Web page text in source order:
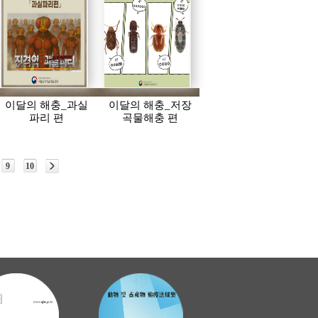
이달의 해충_과실
파리 편
이달의 해충_저장
곡물해충 편
9 10